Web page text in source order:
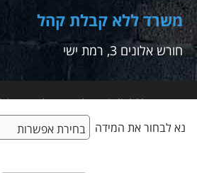
נא לבחור את המידה
משרד ללא קבלת קהל
חורש אלונים 3, רמת ישי
1click2buy – קליק אחד לקניה – 2012-2024 © טל"ח
מבית א.ש אונליין ביי